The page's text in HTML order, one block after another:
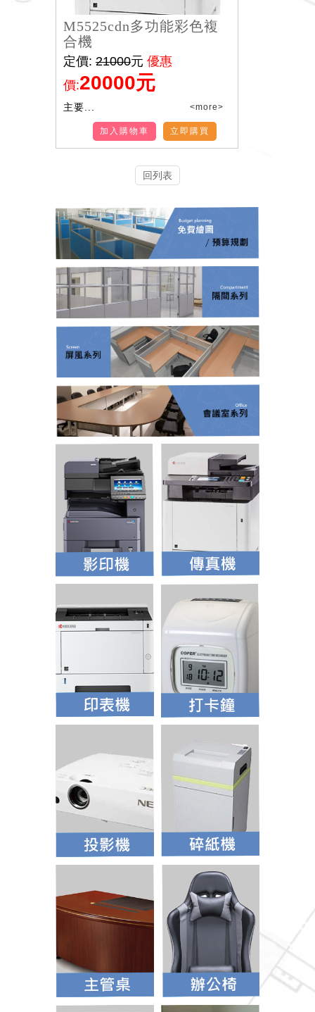
M5525cdn多功能彩色複
合機
定價: 21000元 優惠
價:20000元
主要... <more>
立即購買
加入購物車
回列表